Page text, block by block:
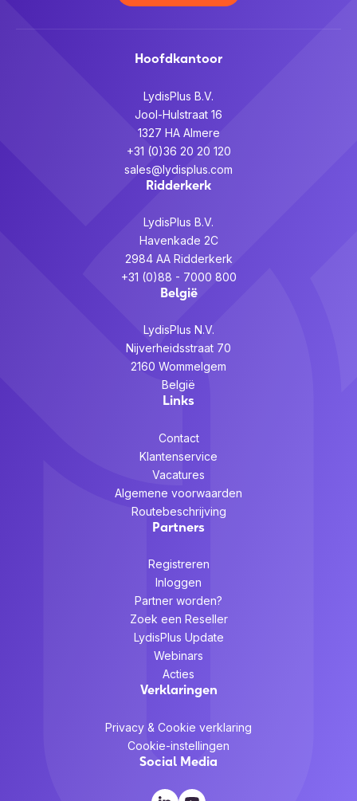
Hoofdkantoor
LydisPlus B.V.
Jool-Hulstraat 16
1327 HA Almere
+31 (0)36 20 20 120
sales@lydisplus.com
Ridderkerk
LydisPlus B.V.
Havenkade 2C
2984 AA Ridderkerk
+31 (0)88 - 7000 800
België
LydisPlus N.V.
Nijverheidsstraat 70
2160 Wommelgem
België
Links
Contact
Klantenservice
Vacatures
Algemene voorwaarden
Routebeschrijving
Partners
Registreren
Inloggen
Partner worden?
Zoek een Reseller
LydisPlus Update
Webinars
Acties
Verklaringen
Privacy & Cookie verklaring
Cookie-instellingen
Social Media